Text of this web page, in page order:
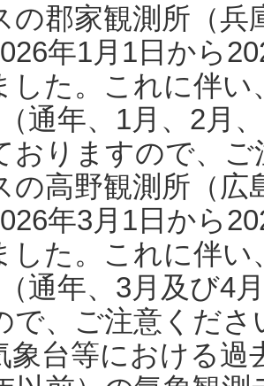
の郡家観測所（
年1月1日から
した。これに伴い
通年、1月、2月
おりますので、
の高野観測所（
年3月1日から
した。これに伴い
通年、3月及び4
で、ご注意くだ
象台等における過